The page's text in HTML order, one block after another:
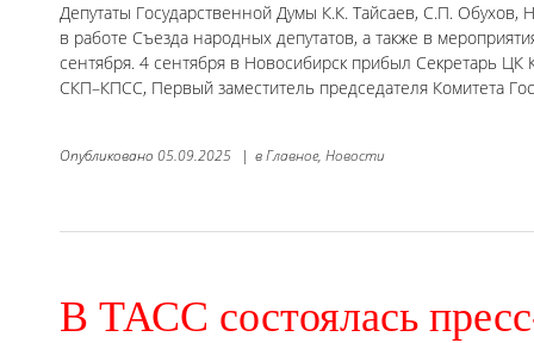
Депутаты Государственной Думы К.К. Тайсаев, С.П.
в работе Съезда народных депутатов, а также в
сентября. 4 сентября в Новосибирск прибыл Секретарь
СКП–КПСС, Первый заместитель председателя Комитета
Опубликовано 05.09.2025 | вГлавное, Новости
В ТАСС состоялась